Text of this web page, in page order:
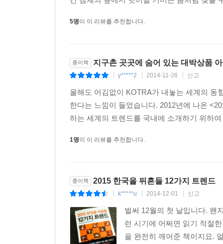
접근하고 있는 소비자들의 면모를 담았다. 또
ㆍ 자연재해 속 탄생한 발명품, 마시는 책 : 자연
문제는 인간의 생명과 직결되는 식수다. 실제
달러에 팔려 논란이 되기도 했다. 이러한 점에
정수하면 책 한 권으로 1년간 마실 수 있는 물을 만
하루의 피로를 푼다. 휴양지 호텔 풍광이 아니
줄기세포를 분리하여 고기를 배양하고 있어 화
먹기 위해서 닭을 기를 필요가 없어진다. 닭의 한
ㆍ 일본의 손주 바보, 이쿠지이 열풍 : 딸이 원하
참여하는 할아버지를 칭하는, ‘이쿠지이’가 새
정도다. 이에 따라 이쿠지이를 타깃으로 한 각종
5명이 이 리뷰를 추천합니다.
종이책 지구촌 곳곳에 숨어 있는 대박상품
y*****2 2014-11-26 신고
올해도 어김없이 KOTRA가 내놓는 세계의 동
한다는 느낌이 들었습니다. 2012년에 나온
하는 세계의 트렌드를 국내에 소개하기 위하
1명이 이 리뷰를 추천합니다.
종이책 2015 한국을 뒤흔들 12가지 트렌드
k*****u 2014-12-01 신고
벌써 12월의 첫 날입니다. 왠
런 시기에 어쩌면 읽기 적절
을 완전히 깨어준 책이지요.